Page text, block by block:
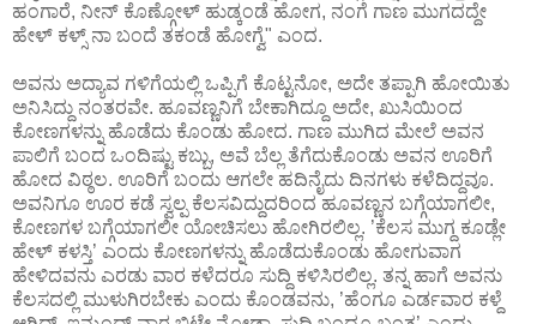
ಹಂಗಾರೆ, ನೀನ್ ಕೊಣ್ಗೋಳ್ ಹುಡ್ಕಂಡೆ ಹೋಗ, ನಂಗೆ ಗಾಣ ಮುಗದದ್ದೇ
ಹೇಳ್ ಕಳ್ಸ್ ನಾ ಬಂದೆ ತಕಂಡೆ ಹೋಗ್ವೆ" ಎಂದ.
ಅವನು ಅದ್ಯಾವ ಗಳಿಗೆಯಲ್ಲಿ ಒಪ್ಪಿಗೆ ಕೊಟ್ಟನೋ, ಅದೇ ತಪ್ಪಾಗಿ ಹೋಯಿತು
ಅನಿಸಿದ್ದು ನಂತರವೇ. ಹೂವಣ್ಣನಿಗೆ ಬೇಕಾಗಿದ್ದೂ ಅದೇ, ಖುಸಿಯಿಂದ
ಕೋಣಗಳನ್ನು ಹೊಡೆದು ಕೊಂಡು ಹೋದ. ಗಾಣ ಮುಗಿದ ಮೇಲೆ ಅವನ
ಪಾಲಿಗೆ ಬಂದ ಒಂದಿಷ್ಟು ಕಬ್ಬು, ಅವೆ ಬೆಲ್ಲ ತೆಗೆದುಕೊಂಡು ಅವನ ಊರಿಗೆ
ಹೋದ ವಿಠ್ಠಲ. ಊರಿಗೆ ಬಂದು ಆಗಲೇ ಹದಿನೈದು ದಿನಗಳು ಕಳೆದಿದ್ದವೂ.
ಅವನಿಗೂ ಊರ ಕಡೆ ಸ್ವಲ್ಪ ಕೆಲಸವಿದ್ದುದರಿಂದ ಹೂವಣ್ಣನ ಬಗ್ಗೆಯಾಗಲೀ,
ಕೋಣಗಳ ಬಗ್ಗೆಯಾಗಲೀ ಯೋಚಿಸಲು ಹೋಗಿರಲಿಲ್ಲ. ’ಕೆಲಸ ಮುಗ್ದ ಕೂಡ್ಲೇ
ಹೇಳ್ ಕಳಸ್ತಿ’ ಎಂದು ಕೋಣಗಳನ್ನು ಹೊಡೆದುಕೊಂಡು ಹೋಗುವಾಗ
ಹೇಳಿದವನು ಎರಡು ವಾರ ಕಳೆದರೂ ಸುದ್ದಿ ಕಳಿಸಿರಲಿಲ್ಲ. ತನ್ನ ಹಾಗೆ ಅವನು
ಕೆಲಸದಲ್ಲಿ ಮುಳುಗಿರಬೇಕು ಎಂದು ಕೊಂಡವನು, ’ಹೆಂಗೂ ಎರ್ಡವಾರ ಕಳ್ದೆ